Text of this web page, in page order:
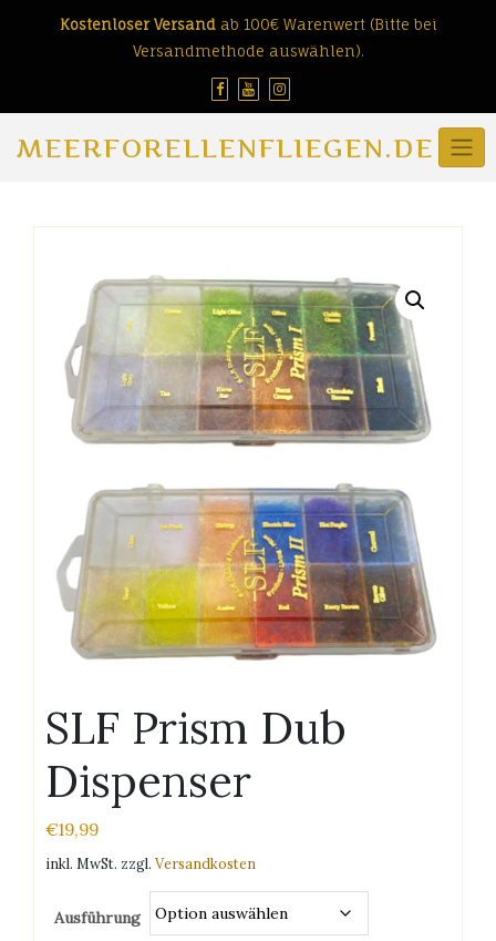
Kostenloser Versandab 100€ Warenwert (Bitte bei
Versandmethode auswählen).
MEERFORELLENFLIEGEN.DE
SLF Prism Dub
Dispenser
€19,99
inkl. MwSt. zzgl. Versandkosten
Ausführung